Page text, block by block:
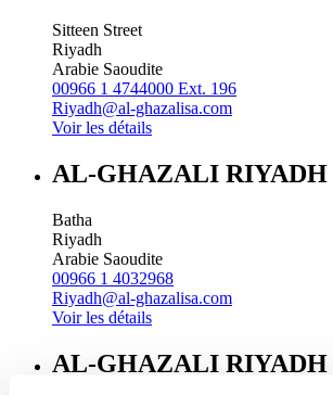
Sitteen Street
Riyadh
Arabie Saoudite
00966 1 4744000 Ext. 196
Riyadh@al-ghazalisa.com
Voir les détails
AL-GHAZALI RIYADH
Batha
Riyadh
Arabie Saoudite
00966 1 4032968
Riyadh@al-ghazalisa.com
Voir les détails
AL-GHAZALI RIYADH